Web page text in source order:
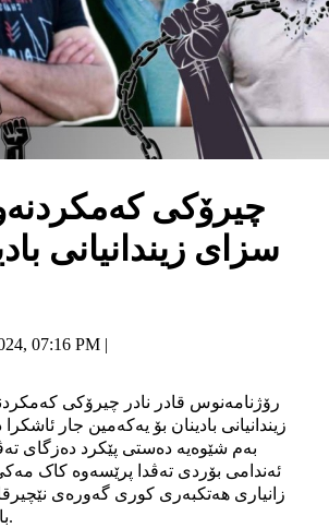
سزای زیندانیانی
07:16 PM |
زیندانیانی بادینان بۆ یەکەمین جار
بەم شێوەیە دەستی پێکرد دەزگای
ئەندامی بۆردی تەڤدا پرێسەوە کاک
زانیاری هەتکبەری کوری گەورەی
بارزانی دەستکەتبوو.